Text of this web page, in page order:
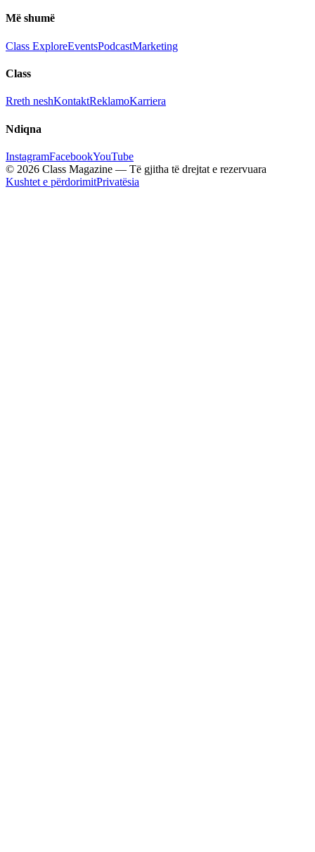
Më shumë
Class ExploreEventsPodcastMarketing
Class
Rreth neshKontaktReklamoKarriera
Ndiqna
InstagramFacebookYouTube
© 2026 Class Magazine — Të gjitha të drejtat e rezervuara
Kushtet e përdorimitPrivatësia